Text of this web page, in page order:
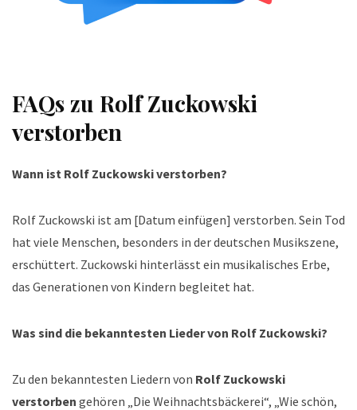
FAQs zu Rolf Zuckowski
verstorben
Wann ist Rolf Zuckowski verstorben?
Rolf Zuckowski ist am [Datum einfügen] verstorben. Sein Tod
hat viele Menschen, besonders in der deutschen Musikszene,
erschüttert. Zuckowski hinterlässt ein musikalisches Erbe,
das Generationen von Kindern begleitet hat.
Was sind die bekanntesten Lieder von Rolf Zuckowski?
Zu den bekanntesten Liedern von Rolf Zuckowski
verstorben gehören „Die Weihnachtsbäckerei“, „Wie schön,